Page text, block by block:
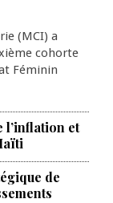
(MCI) a
cohorte
Féminin
l’inflation et
de